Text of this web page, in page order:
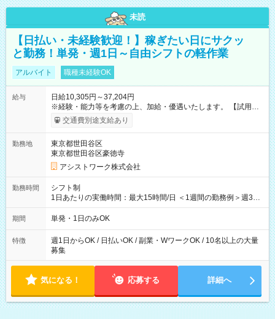
未読
【日払い・未経験歓迎！】稼ぎたい日にサクッ
と勤務！単発・週1日～自由シフトの軽作業
アルバイト 職種未経験OK
給与
日給10,305円～37,204円
※経験・能力等を考慮の上、加給・優遇いたします。 【試用期
間】試用期間なし
交通費別途支給あり
勤務地
東京都世田谷区
東京都世田谷区豪徳寺
アシストワーク株式会社
勤務時間
シフト制
1日あたりの実働時間：最大15時間/日 ＜1週間の勤務例＞週3回
勤務 勤務：月・水・金 休み：火・木・土・日 好きな時にお仕事
可能です！ ※1日あたりの最大実働時間は日勤、夜勤共に勤務し
期間 単発・1日のみOK
特徴
週1日からOK / 日払いOK / 副業・WワークOK / 10名以上の大量
募集
気になる！ 応募する 詳細へ